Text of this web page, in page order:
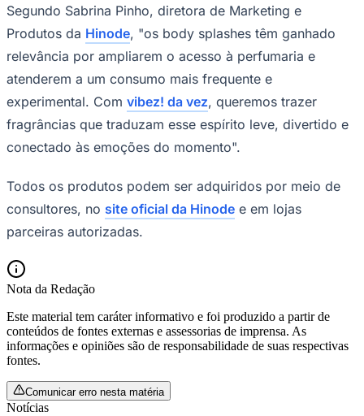
Corinthians
Segundo Sabrina Pinho, diretora de Marketing e
Produtos da Hinode, "os body splashes têm ganhado
relevância por ampliarem o acesso à perfumaria e
atenderem a um consumo mais frequente e
experimental. Com vibez! da vez, queremos trazer
fragrâncias que traduzam esse espírito leve, divertido e
conectado às emoções do momento".
Todos os produtos podem ser adquiridos por meio de
consultores, no site oficial da Hinode e em lojas
parceiras autorizadas.
Nota da Redação
Este material tem caráter informativo e foi produzido a partir de
conteúdos de fontes externas e assessorias de imprensa. As
informações e opiniões são de responsabilidade de suas respectivas
fontes.
Comunicar erro nesta matéria
Notícias